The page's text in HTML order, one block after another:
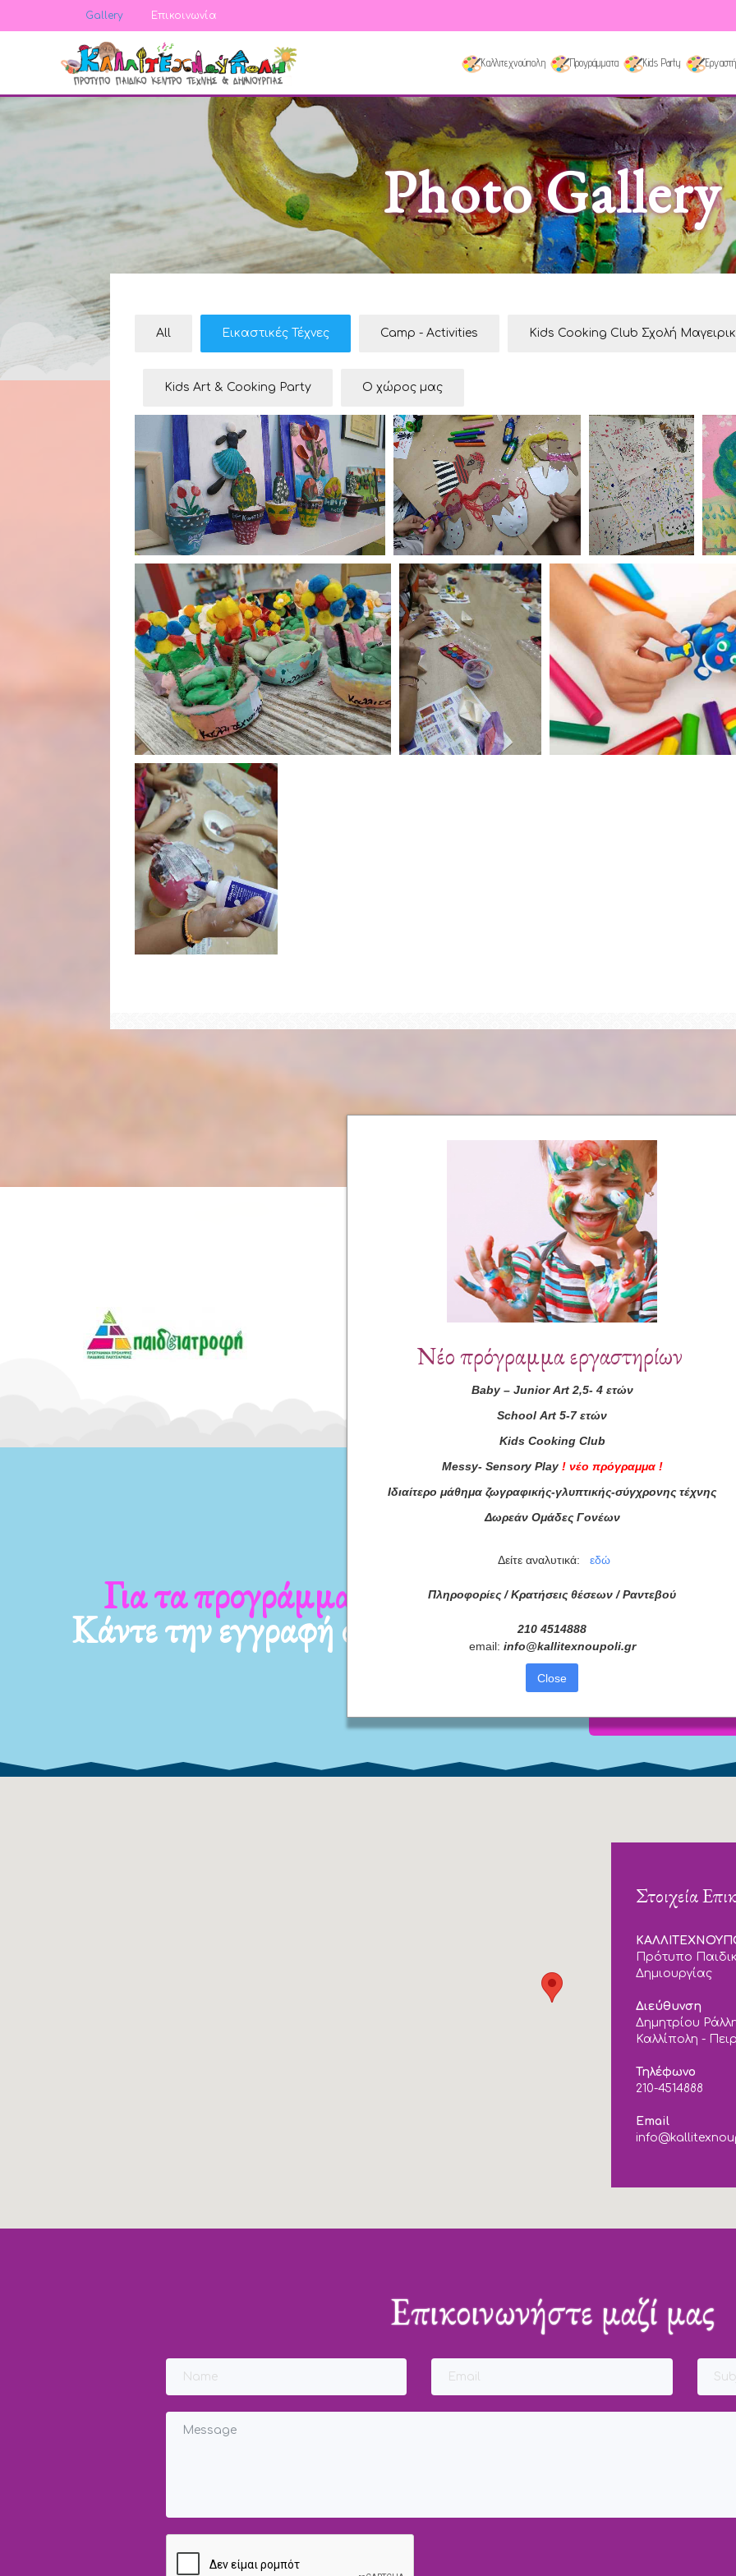
Gallery Επικοινωνία
Καλλιτεχνούπολη Προγράμματα Kids Party
Photo Gallery
All Εικαστικές Τέχνες Camp - Activities Kids Cooking Club Σχολή
Kids Art & Cooking Party Ο χώρος μας
Συνεργάτες
τα νέα μας Για τα προγράμματά μας
Κάντε την εγγραφή σας τώρα! Συμφωνώ με τους
Στοιχεία
Πρότυπο
Δημιουργίας
Διεύθυνση
Δημητρίου
Καλλίπολη -
Τηλέφωνο
210-4514888
Email
Επικοινωνήστε μαζί μας
Νέο πρόγραμμα εργαστηρίων
Baby– Junior Art2,5- 4 ετών
School Art 5-7 ετών
Kids Cooking Club
Messy- Sensory Play ! νέο πρόγραμμα !
Ιδιαίτερο μάθημα ζωγραφικής-γλυπτικής-σύγχρονης τέχνης
Δωρεάν Ομάδες Γονέων
Δείτε αναλυτικά: εδώ
Πληροφορίες / Κρατήσεις θέσεων / Ραντεβού
210 4514888
email: info@kallitexnoupoli.gr
Close